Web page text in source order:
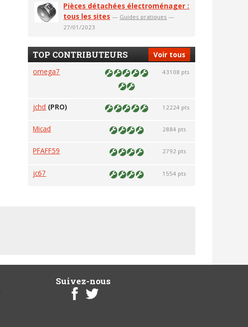
Pièces détachées électroménager :
tous les sites — Guides pratiques —
27/01/2023
Voir tous
TOP CONTRIBUTEURS
omega7 43108 pts
jchd (PRO) 12224 pts
Micad 2884 pts
PFAFF59 2792 pts
jc67 1554 pts
Suivez-nous